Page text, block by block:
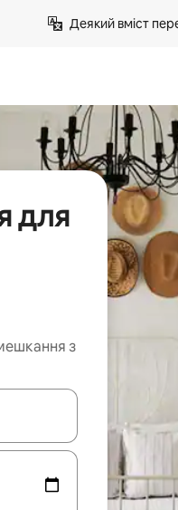
Деякий вміст
для
з
для навігації